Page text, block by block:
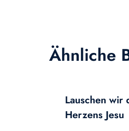
Ähnliche
Lauschen wir
Herzens Jesu